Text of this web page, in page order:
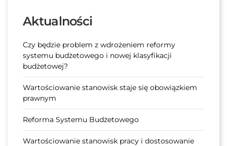
Aktualności
Czy będzie problem z wdrożeniem reformy
systemu budżetowego i nowej klasyfikacji
budżetowej?
Wartościowanie stanowisk staje się obowiązkiem
prawnym
Reforma Systemu Budżetowego
Wartościowanie stanowisk pracy i dostosowanie